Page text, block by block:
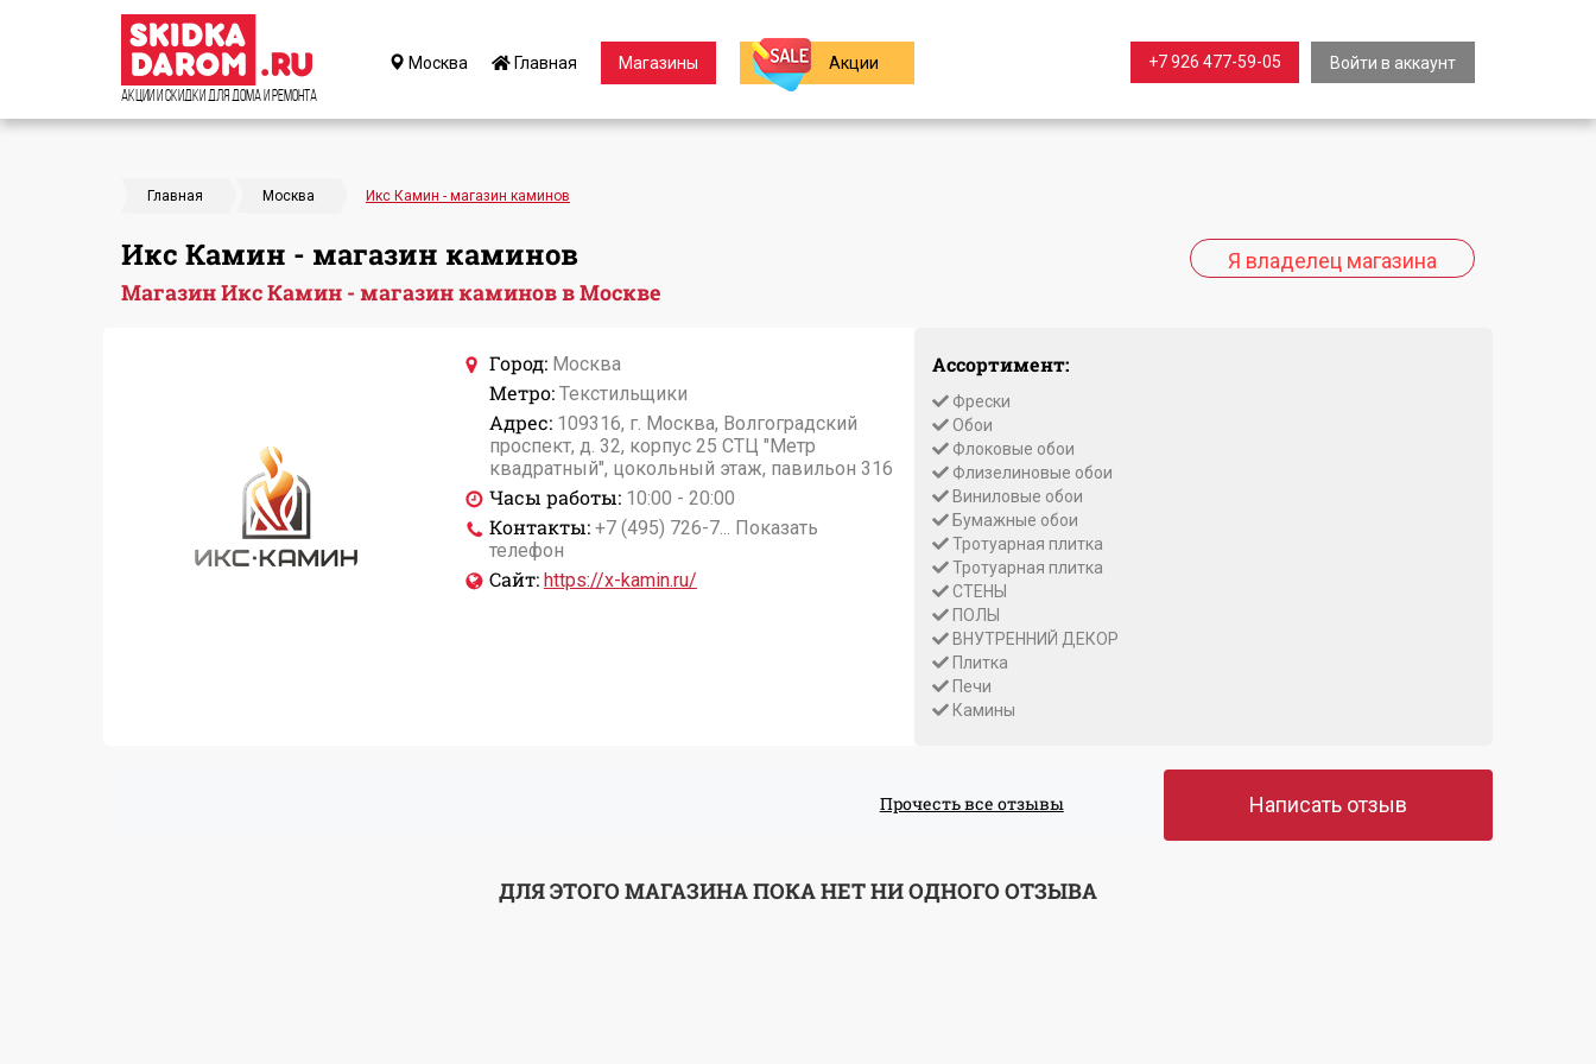
Акции и Скидки для дома и ремонта
Москва Главная Магазины Акции Войти в аккаунт
+7 926 477-59-05
Главная Москва Икс Камин - магазин каминов
Икс Камин - магазин каминов
Магазин Икс Камин - магазин каминов в Москве
Город: Москва
Метро: Текстильщики
Адрес: 109316, г. Москва, Волгоградский
проспект, д. 32, корпус 25 СТЦ "Метр
квадратный", цокольный этаж, павильон 316
Часы работы: 10:00 - 20:00
Контакты: +7 (495) 726-7... Показать
телефон
Сайт: https://x-kamin.ru/
Ассортимент:
Фрески
Обои
Флоковые обои
Флизелиновые обои
Виниловые обои
Бумажные обои
Тротуарная плитка
Тротуарная плитка
СТЕНЫ
ПОЛЫ
ВНУТРЕННИЙ ДЕКОР
Плитка
Печи
Камины
Прочесть все отзывы Написать отзыв
ДЛЯ ЭТОГО МАГАЗИНА ПОКА НЕТ НИ ОДНОГО ОТЗЫВА